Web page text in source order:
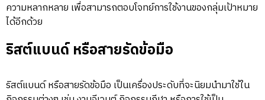
ความหลากหลาย เพื่อสามารถตอบโจทย์การใช้งานของกลุ่มเป้าหมาย
ได้อีกด้วย
ริสต์แบนด์ หรือสายรัดข้อมือ
ริสต์แบนด์ หรือสายรัดข้อมือ เป็นเครื่องประดับที่จะนิยมนำมาใช้ใน